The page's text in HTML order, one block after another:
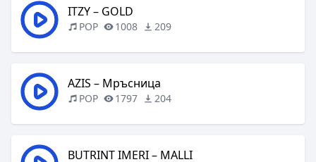
ITZY – GOLD
POP 1008 209
AZIS – Мръсница
POP 1797 204
BUTRINT IMERI – MALLI